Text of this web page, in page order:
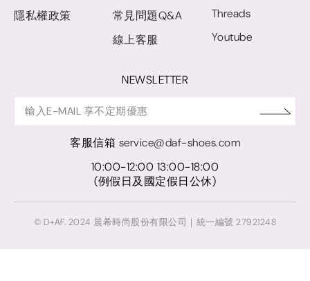
隱私權政策
常見問題Q&A
線上客服
Threads
Youtube
NEWSLETTER
客服信箱 service@daf-shoes.com
10:00-12:00 13:00-18:00
(例假日及國定假日公休)
© D+AF. 2024 晨希時尚股份有限公司｜統一編號 27921248